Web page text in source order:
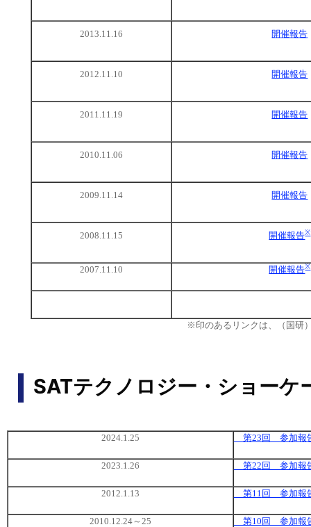
2013.11.16 開催報告
2012.11.10 開催報告
2011.11.19 開催報告
2010.11.06 開催報告
2009.11.14 開催報告
2008.11.15 開催報告※
2007.11.10 開催報告※
※印のあるリンクは、（国研
SATテクノロジー・ショー
2024.1.25 第23回 参加報
2023.1.26 第22回 参加報
2012.1.13 第11 回 参加報
2010.12.24～ 25 第10回 参加報